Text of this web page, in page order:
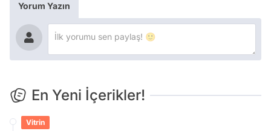
Yorum Yazın
En Yeni İçerikler!
Vitrin